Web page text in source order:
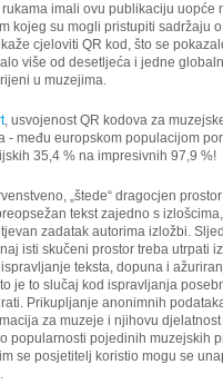
imali ovu publikaciju uopće
kojeg su mogli pristupiti sadržaju
cjeloviti QR kod, što se
više od desetljeća i jedne
u muzejima.
, usvojenost QR kodova za
među europskom populacijom
35,4 % na impresivnih 97,9 %!
„štede“ dragocjen
tekst zajedno s
zadatak autorima izložbi.
isti skučeni prostor treba utrpati
teksta, dopuna i
je to slučaj kod ispravljanja
Prikupljanje anonimnih
za muzeje i njihovu
popularnosti pojedinih muzejskih
se posjetitelj koristio mogu se